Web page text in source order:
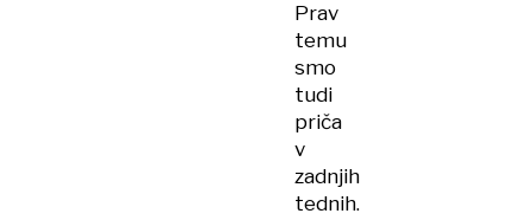
Prav
temu
smo
tudi
priča
v
zadnjih
tednih.